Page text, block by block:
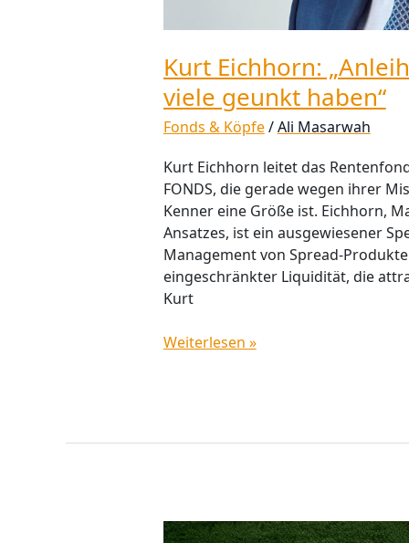
Kurt Eichhorn:
viele geunkt haben“
Fonds & Köpfe/Ali Masarwah
Kurt Eichhorn leitet das
FONDS, die gerade wegen ihrer
Kenner eine Größe ist. Eichhorn,
Ansatzes, ist ein ausgewiesener
Management von Spread-
eingeschränkter Liquidität, die
Kurt
Weiterlesen »
Nachhaltigkeits